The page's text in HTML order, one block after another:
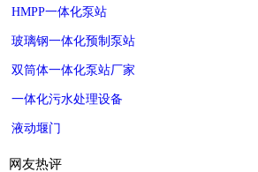
HMPP一体化泵站
玻璃钢一体化预制泵站
双筒体一体化泵站厂家
一体化污水处理设备
液动堰门
网友热评